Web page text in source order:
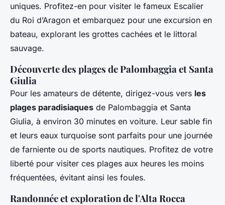
uniques. Profitez-en pour visiter le fameux Escalier
du Roi d’Aragon et embarquez pour une excursion en
bateau, explorant les grottes cachées et le littoral
sauvage.
Découverte des plages de Palombaggia et Santa
Giulia
Pour les amateurs de détente, dirigez-vous vers les
plages paradisiaques de Palombaggia et Santa
Giulia, à environ 30 minutes en voiture. Leur sable fin
et leurs eaux turquoise sont parfaits pour une journée
de farniente ou de sports nautiques. Profitez de votre
liberté pour visiter ces plages aux heures les moins
fréquentées, évitant ainsi les foules.
Randonnée et exploration de l'Alta Rocca